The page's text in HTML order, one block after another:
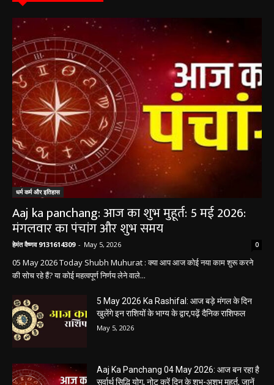
धर्म कर्म और इतिहास
Aaj ka panchang: आज का शुभ मुहूर्त: 5 मई 2026:
मंगलवार का पंचांग और शुभ समय
हेमंत वैष्णव 9131614309 May 5, 2026 0
05 May 2026 Today Shubh Muhurat : क्या आप आज कोई नया काम शुरू करने
की सोच रहे हैं? या कोई महत्वपूर्ण निर्णय लेने वाले...
5 May 2026 Ka Rashifal: आज बड़े मंगल के दिन
खुलेंगे इन राशियों के भाग्य के द्वार,पढ़ें दैनिक राशिफल
May 5, 2026
Aaj Ka Panchang 04 May 2026: आज बन रहा है
सर्वार्थ सिद्धि योग, नोट करें दिन के शुभ-अशुभ मुहूर्त, जानें